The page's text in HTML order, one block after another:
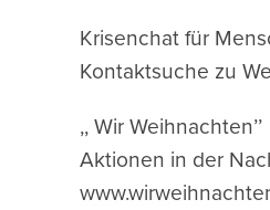
Krisenchat für
Kontaktsuche zu
,, Wir Weihnachten’’
Aktionen in der